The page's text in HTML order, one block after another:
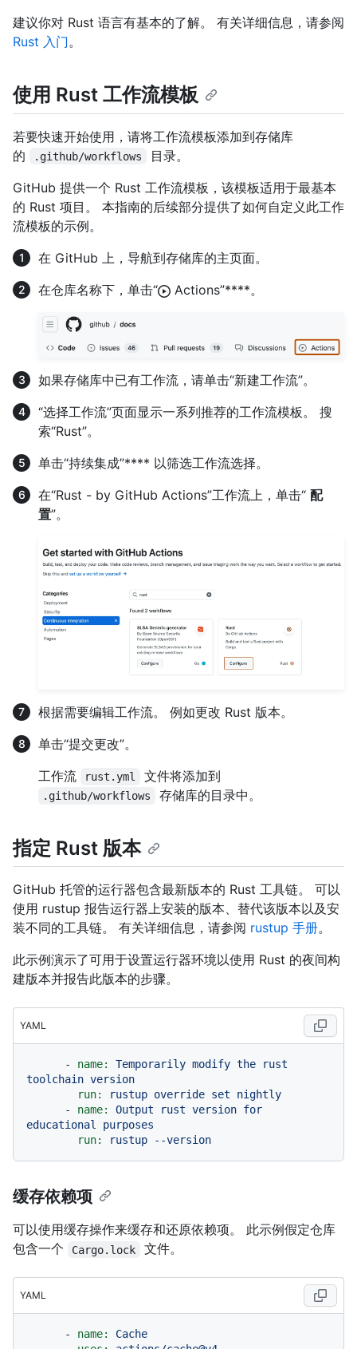
建议你对 Rust 语言有基本的了解。 有关详细信息，请参阅
Rust 入门。
使用 Rust 工作流模板
若要快速开始使用，请将工作流模板添加到存储库
的
.github/workflows
目录。
GitHub 提供一个 Rust 工作流模板，该模板适用于最基本
的 Rust 项目。 本指南的后续部分提供了如何自定义此工作
流模板的示例。
在 GitHub 上，导航到存储库的主页面。
在仓库名称下，单击“
Actions”****。
如果存储库中已有工作流，请单击“新建工作流”。
“选择工作流”页面显示一系列推荐的工作流模板。 搜
索“Rust”。
单击“持续集成”**** 以筛选工作流选择。
在“Rust - by GitHub Actions”工作流上，单击“ 配
置”。
根据需要编辑工作流。 例如更改 Rust 版本。
单击“提交更改”。
工作流
rust.yml 文件将添加到
.github/workflows 存储库的目录中。
指定 Rust 版本
GitHub 托管的运行器包含最新版本的 Rust 工具链。 可以
使用 rustup 报告运行器上安装的版本、替代该版本以及安
装不同的工具链。 有关详细信息，请参阅 rustup 手册。
此示例演示了可用于设置运行器环境以使用 Rust 的夜间构
建版本并报告此版本的步骤。
YAML
- name: Temporarily modify the
rust
toolchain version
run:
rustup override set
nightly
-
name: Output rust version for
educational
purposes
run:
rustup --version
缓存依赖项
可以使用缓存操作来缓存和还原依赖项。 此示例假定仓库
包含一个
Cargo.lock 文件。
YAML
- name:
Cache